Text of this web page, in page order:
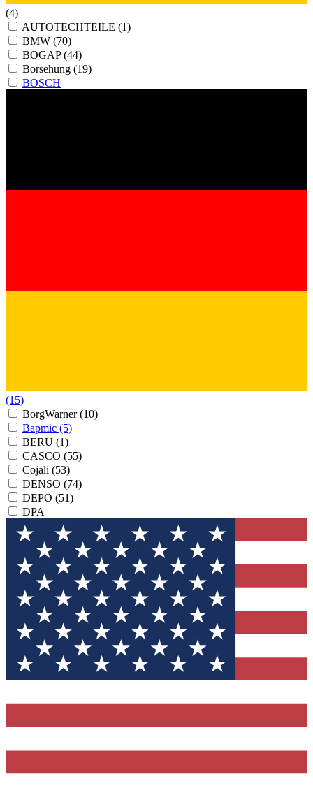
(4)
AUTOTECHTEILE (1)
BMW (70)
BOGAP(44)
Borsehung (19)
BOSCH
(15)
BorgWarner(10)
Bapmic (5)
BERU (1)
CASCO (55)
Cojali (53)
DENSO (74)
DEPO (51)
DPA